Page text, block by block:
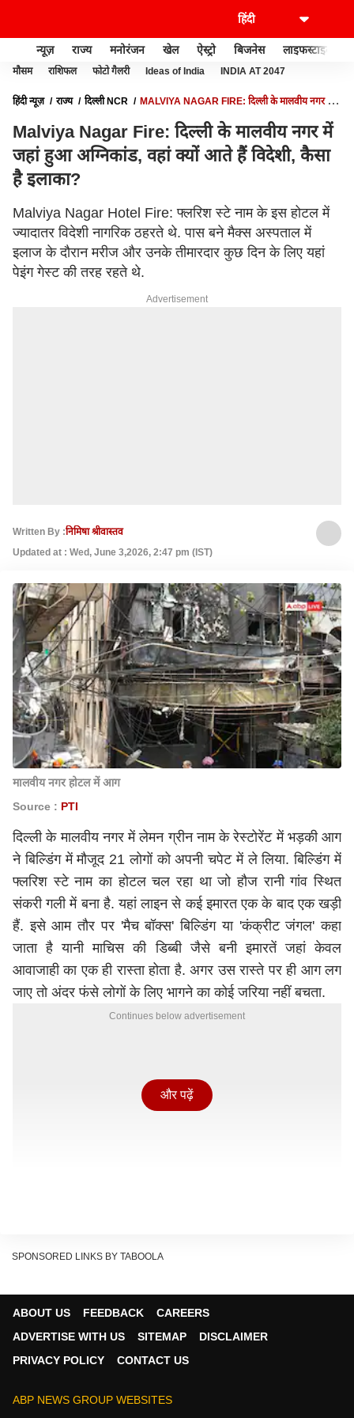
न्यूज़ राज्य मनोरंजन खेल ऐस्ट्रो बिजनेस लाइफस्टाइल
मौसम राशिफल फोटो गैलरी Ideas of India INDIA AT 2047
हिंदी न्यूज़ राज्य दिल्ली NCR
MALVIYA NAGAR FIRE: दिल्ली के मालवीय नगर में
Malviya Nagar Fire: दिल्ली के मालवीय नगर में
जहां हुआ अग्निकांड, वहां क्यों आते हैं विदेशी, कैसा
है इलाका?
Malviya Nagar Hotel Fire: फ्लरिश स्टे नाम के इस होटल में
ज्यादातर विदेशी नागरिक ठहरते थे. पास बने मैक्स अस्पताल में
इलाज के दौरान मरीज और उनके तीमारदार कुछ दिन के लिए यहां
पेइंग गेस्ट की तरह रहते थे.
Advertisement
Written By :निमिषा श्रीवास्तव
Updated at : Wed, June 3,2026, 2:47 pm (IST)
मालवीय नगर होटल में आग
Source : PTI
दिल्ली के मालवीय नगर में लेमन ग्रीन नाम के रेस्टोरेंट में भड़की आग
ने बिल्डिंग में मौजूद 21 लोगों को अपनी चपेट में ले लिया. बिल्डिंग में
फ्लरिश स्टे नाम का होटल चल रहा था जो हौज रानी गांव स्थित
संकरी गली में बना है. यहां लाइन से कई इमारत एक के बाद एक खड़ी
हैं. इसे आम तौर पर 'मैच बॉक्स' बिल्डिंग या 'कंक्रीट जंगल' कहा
जाता है यानी माचिस की डिब्बी जैसे बनी इमारतें जहां केवल
आवाजाही का एक ही रास्ता होता है. अगर उस रास्ते पर ही आग लग
जाए तो अंदर फंसे लोगों के लिए भागने का कोई जरिया नहीं बचता.
Continues below advertisement
फ्लरिश स्टे होटल बने थे. होटल में कुल 47 लोग थे जिनमें से 21 की
और पढ़ें
SPONSORED LINKS BY TABOOLA
ABOUT US FEEDBACK
CAREERS
ADVERTISE WITH US
SITEMAP
DISCLAIMER
PRIVACY POLICY
CONTACT US
ABP NEWS GROUP WEBSITES